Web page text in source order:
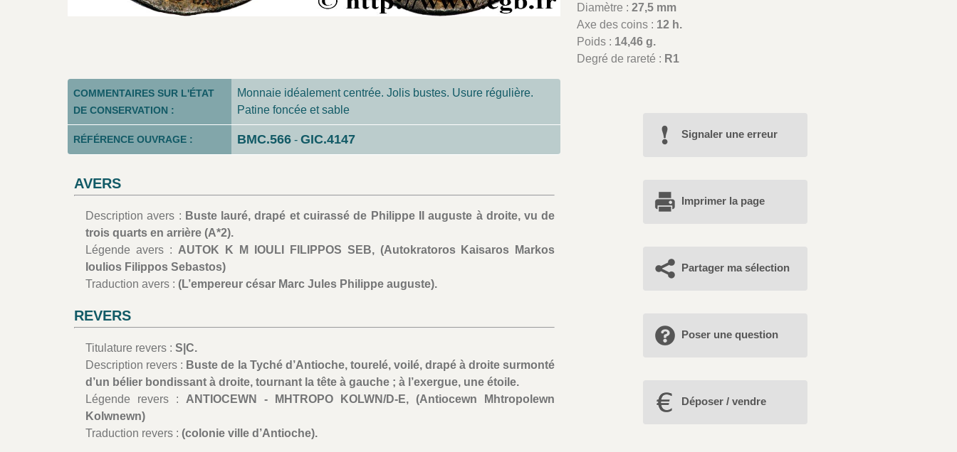
Diamètre :27,5 mm
Axe des coins : 12 h.
Poids : 14,46 g.
Degré de rareté : R1
COMMENTAIRES SUR L'ÉTAT
DE CONSERVATION :
Monnaie idéalement centrée. Jolis bustes. Usure régulière.
Patine foncée et sable
RÉFÉRENCE OUVRAGE : BMC.566 - GIC.4147
AVERS
Description avers : Buste lauré, drapé et cuirassé de Philippe II auguste à droite, vu de
trois quarts en arrière (A*2).
Légende avers : AUTOK K M IOULI FILIPPOS SEB, (Autokratoros Kaisaros Markos
Ioulios Filippos Sebastos)
Traduction avers : (L’empereur césar Marc Jules Philippe auguste).
REVERS
Titulature revers : S|C.
Description revers : Buste de la Tyché d’Antioche, tourelé, voilé, drapé à droite surmonté
d’un bélier bondissant à droite, tournant la tête à gauche ; à l’exergue, une étoile.
Légende revers : ANTIOCEWN - MHTROPO KOLWN/D-E, (Antiocewn Mhtropolewn
Kolwnewn)
Traduction revers : (colonie ville d’Antioche).
Signaler une erreur
Imprimer la page
Partager ma sélection
Poser une question
Déposer / vendre